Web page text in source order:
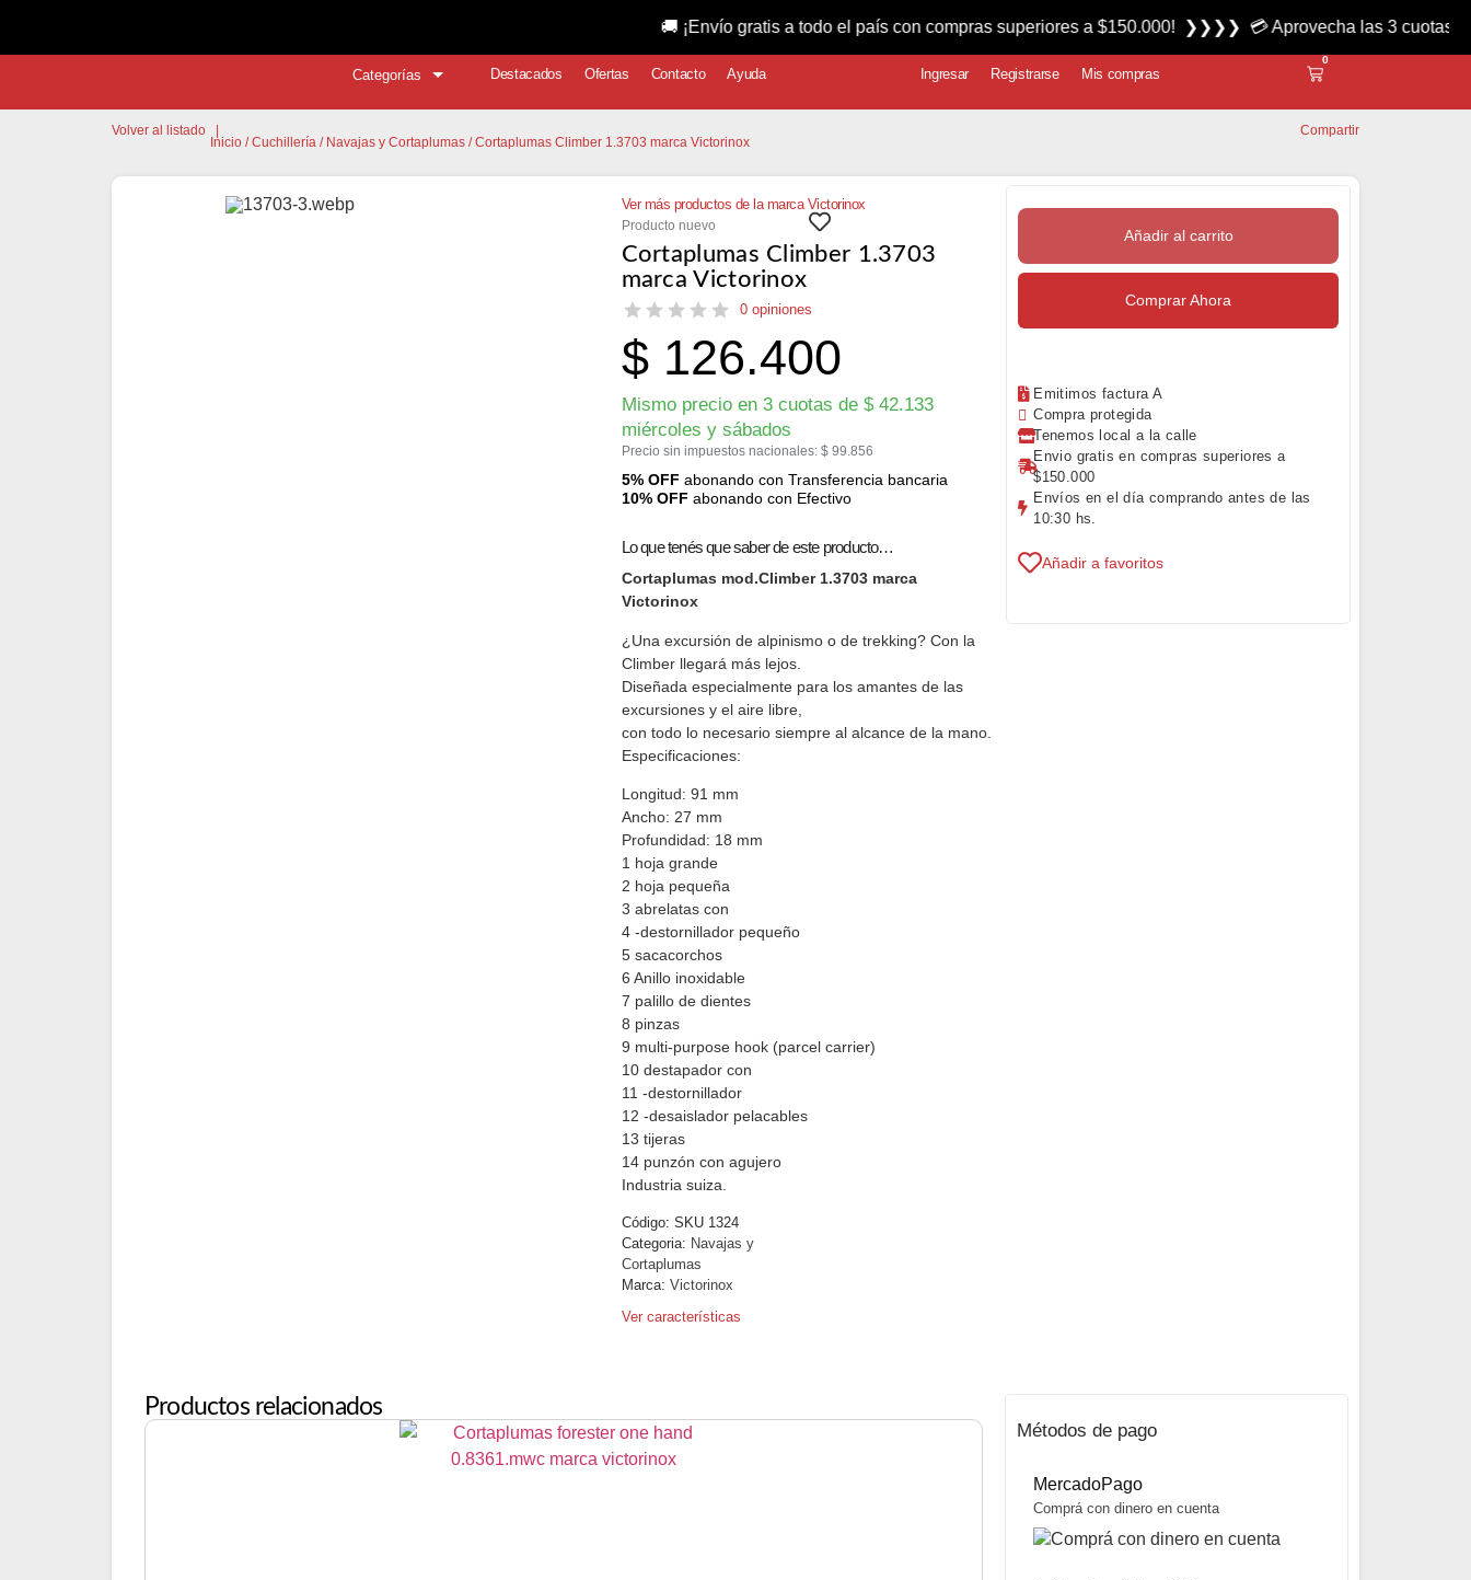
Categorías Destacados Ofertas Contacto Ayuda Ingresar Registrarse Mis compras
0
Volver al listado
Inicio /Cuchillería / Navajas y Cortaplumas / Cortaplumas Climber 1.3703 marca Victorinox
Compartir
Ver más productos de la marca Victorinox
Producto nuevo
Cortaplumas Climber 1.3703
marca Victorinox
0 opiniones
$126.400
Mismo precio en 3 cuotas de $42.133
miércoles y sábados
Precio sin impuestos nacionales: $99.856
5% OFF abonando con Transferencia bancaria
10% OFF abonando con Efectivo
Lo que tenés que saber de este producto…
Cortaplumas mod.Climber 1.3703 marca
Victorinox
¿Una excursión de alpinismo o de trekking? Con la
Climber llegará más lejos.
Diseñada especialmente para los amantes de las
excursiones y el aire libre,
con todo lo necesario siempre al alcance de la mano.
Especificaciones:
Longitud: 91 mm
Ancho: 27 mm
Profundidad: 18 mm
1 hoja grande
2 hoja pequeña
3 abrelatas con
4 -destornillador pequeño
5 sacacorchos
6 Anillo inoxidable
7 palillo de dientes
8 pinzas
9 multi-purpose hook (parcel carrier)
10 destapador con
11 -destornillador
12 -desaislador pelacables
13 tijeras
14 punzón con agujero
Industria suiza.
Código: SKU 1324
Categoria: Navajas y
Cortaplumas
Marca: Victorinox
Ver características
Añadir al carrito
Comprar Ahora
Emitimos factura A
Compra protegida
Tenemos local a la calle
Envio gratis en compras superiores a
$150.000
Envíos en el día comprando antes de las
10:30 hs.
Añadir a favoritos
Productos relacionados
Métodos de pago
MercadoPago
Comprá con dinero en cuenta
🚚 ¡Envío gratis a todo el país con compras superiores a $150.000! ❯❯❯❯ 💳 Aprovecha las 3 cuotas sin interés